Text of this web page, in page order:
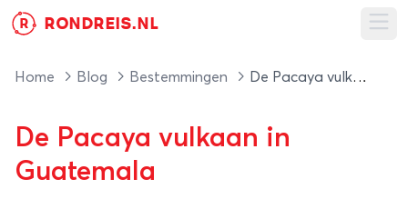
R RONDREIS.NL
Home Blog Bestemmingen De Pacaya vulkaan in Guatemala
De Pacaya vulkaan in
Guatemala